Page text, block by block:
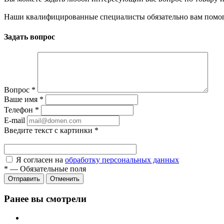
Наши квалифицированные специалисты обязательно вам
Задать вопрос
Вопрос *
Ваше имя *
Телефон *
E-mail
Введите текст с картинки *
Я согласен на обработку персональных данных
* — Обязательные поля
Отправить Отменить
Ранее вы смотрели